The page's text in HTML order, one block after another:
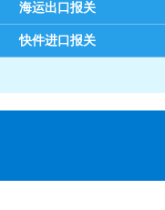
海运出口报关
快件进口报关